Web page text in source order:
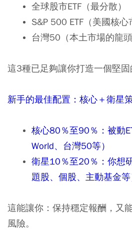
全球股市ETF（最分散）
S&P 500 ETF（美國核心
台灣50 （本土市場的龍
這3種已足夠讓你打造一個堅固
新手的最佳配置：核心＋衛星
核心80％至90％：被動
World、台灣50等）
衛星10％至20％：你想
題股、個股、主動基金等
這能讓你：保持穩定報酬，又
風險。